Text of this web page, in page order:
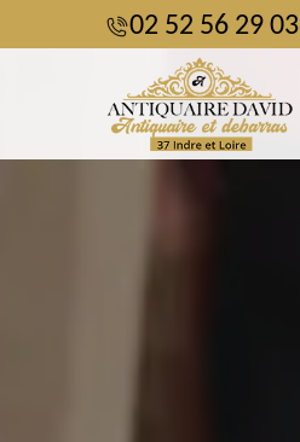
02 52 56 29 03